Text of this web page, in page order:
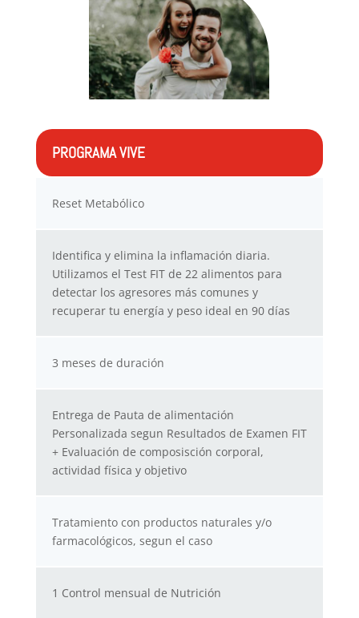
PROGRAMA VIVE
Reset Metabólico
Identifica y elimina la inflamación diaria.
Utilizamos el Test FIT de 22 alimentos para
detectar los agresores más comunes y
recuperar tu energía y peso ideal en 90 días
3 meses de duración
Entrega de Pauta de alimentación
Personalizada segun Resultados de Examen FIT
+ Evaluación de composisción corporal,
actividad física y objetivo
Tratamiento con productos naturales y/o
farmacológicos, segun el caso
1 Control mensual de Nutrición